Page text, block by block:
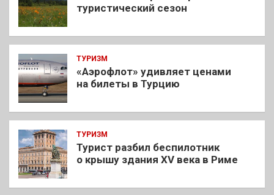
туристический сезон
ТУРИЗМ
«Аэрофлот» удивляет ценами
на билеты в Турцию
ТУРИЗМ
Турист разбил беспилотник
о крышу здания XV века в Риме